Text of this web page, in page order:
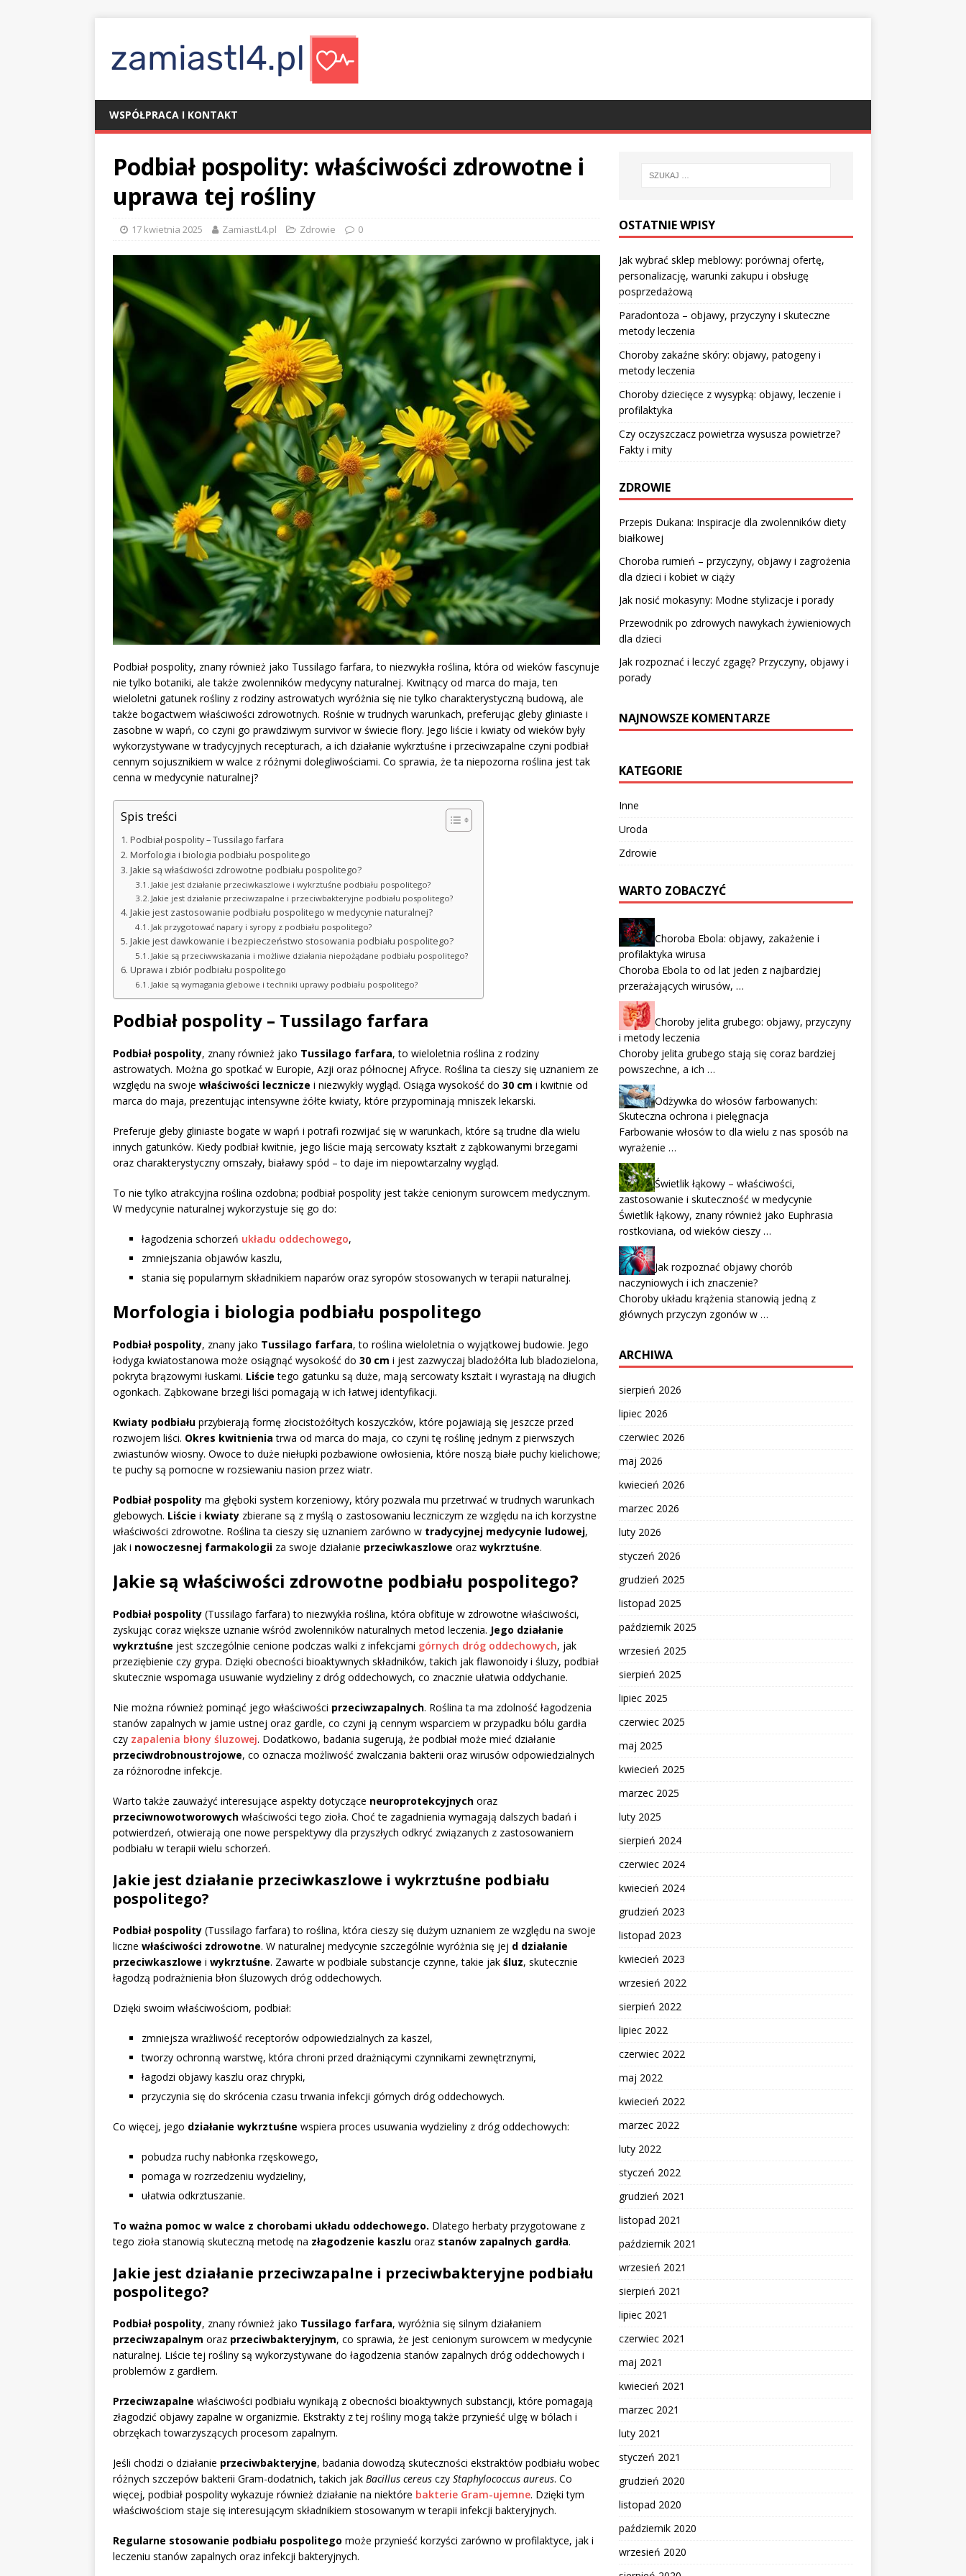
WSPÓŁPRACA I KONTAKT
Podbiał pospolity: właściwości zdrowotne i
uprawa tej rośliny
17 kwietnia 2025 ZamiastL4.pl Zdrowie 0
Podbiał pospolity, znany również jako Tussilago farfara, to niezwykła roślina, która od wieków fascynuje
nie tylko botaniki, ale także zwolenników medycyny naturalnej. Kwitnący od marca do maja, ten
wieloletni gatunek rośliny z rodziny astrowatych wyróżnia się nie tylko charakterystyczną budową, ale
także bogactwem właściwości zdrowotnych. Rośnie w trudnych warunkach, preferując gleby gliniaste i
zasobne w wapń, co czyni go prawdziwym survivor w świecie flory. Jego liście i kwiaty od wieków były
wykorzystywane w tradycyjnych recepturach, a ich działanie wykrztuśne i przeciwzapalne czyni podbiał
cennym sojusznikiem w walce z różnymi dolegliwościami. Co sprawia, że ta niepozorna roślina jest tak
cenna w medycynie naturalnej?
Spis treści
Podbiał pospolity – Tussilago farfara
Morfologia i biologia podbiału pospolitego
Jakie są właściwości zdrowotne podbiału pospolitego?
Jakie jest działanie przeciwkaszlowe i wykrztuśne podbiału pospolitego?
Jakie jest działanie przeciwzapalne i przeciwbakteryjne podbiału pospolitego?
Jakie jest zastosowanie podbiału pospolitego w medycynie naturalnej?
Jak przygotować napary i syropy z podbiału pospolitego?
Jakie jest dawkowanie i bezpieczeństwo stosowania podbiału pospolitego?
Jakie są przeciwwskazania i możliwe działania niepożądane podbiału pospolitego?
Uprawa i zbiór podbiału pospolitego
Jakie są wymagania glebowe i techniki uprawy podbiału pospolitego?
Podbiał pospolity – Tussilago farfara
Podbiał pospolity, znany również jako Tussilago farfara, to wieloletnia roślina z rodziny
astrowatych. Można go spotkać w Europie, Azji oraz północnej Afryce. Roślina ta cieszy się uznaniem ze
względu na swoje właściwości lecznicze i niezwykły wygląd. Osiąga wysokość do 30 cm i kwitnie od
marca do maja, prezentując intensywne żółte kwiaty, które przypominają mniszek lekarski.
Preferuje gleby gliniaste bogate w wapń i potrafi rozwijać się w warunkach, które są trudne dla wielu
innych gatunków. Kiedy podbiał kwitnie, jego liście mają sercowaty kształt z ząbkowanymi brzegami
oraz charakterystyczny omszały, białawy spód – to daje im niepowtarzalny wygląd.
To nie tylko atrakcyjna roślina ozdobna; podbiał pospolity jest także cenionym surowcem medycznym.
W medycynie naturalnej wykorzystuje się go do:
łagodzenia schorzeń układu oddechowego,
zmniejszania objawów kaszlu,
stania się popularnym składnikiem naparów oraz syropów stosowanych w terapii naturalnej.
Morfologia i biologia podbiału pospolitego
Podbiał pospolity, znany jako Tussilago farfara, to roślina wieloletnia o wyjątkowej budowie. Jego
łodyga kwiatostanowa może osiągnąć wysokość do 30 cm i jest zazwyczaj bladożółta lub bladozielona,
pokryta brązowymi łuskami. Liście tego gatunku są duże, mają sercowaty kształt i wyrastają na długich
ogonkach. Ząbkowane brzegi liści pomagają w ich łatwej identyfikacji.
Kwiaty podbiału przybierają formę złocistożółtych koszyczków, które pojawiają się jeszcze przed
rozwojem liści. Okres kwitnienia trwa od marca do maja, co czyni tę roślinę jednym z pierwszych
zwiastunów wiosny. Owoce to duże niełupki pozbawione owłosienia, które noszą białe puchy kielichowe;
te puchy są pomocne w rozsiewaniu nasion przez wiatr.
Podbiał pospolity ma głęboki system korzeniowy, który pozwala mu przetrwać w trudnych warunkach
glebowych. Liście i kwiaty zbierane są z myślą o zastosowaniu leczniczym ze względu na ich korzystne
właściwości zdrowotne. Roślina ta cieszy się uznaniem zarówno w tradycyjnej medycynie ludowej,
jak i nowoczesnej farmakologii za swoje działanie przeciwkaszlowe oraz wykrztuśne.
Jakie są właściwości zdrowotne podbiału pospolitego?
Podbiał pospolity (Tussilago farfara) to niezwykła roślina, która obfituje w zdrowotne właściwości,
zyskując coraz większe uznanie wśród zwolenników naturalnych metod leczenia. Jego działanie
wykrztuśne jest szczególnie cenione podczas walki z infekcjami górnych dróg oddechowych, jak
przeziębienie czy grypa. Dzięki obecności bioaktywnych składników, takich jak flawonoidy i śluzy, podbiał
skutecznie wspomaga usuwanie wydzieliny z dróg oddechowych, co znacznie ułatwia oddychanie.
Nie można również pominąć jego właściwości przeciwzapalnych. Roślina ta ma zdolność łagodzenia
stanów zapalnych w jamie ustnej oraz gardle, co czyni ją cennym wsparciem w przypadku bólu gardła
czy zapalenia błony śluzowej. Dodatkowo, badania sugerują, że podbiał może mieć działanie
przeciwdrobnoustrojowe, co oznacza możliwość zwalczania bakterii oraz wirusów odpowiedzialnych
za różnorodne infekcje.
Warto także zauważyć interesujące aspekty dotyczące neuroprotekcyjnych oraz
przeciwnowotworowych właściwości tego zioła. Choć te zagadnienia wymagają dalszych badań i
potwierdzeń, otwierają one nowe perspektywy dla przyszłych odkryć związanych z zastosowaniem
podbiału w terapii wielu schorzeń.
Jakie jest działanie przeciwkaszlowe i wykrztuśne podbiału
pospolitego?
Podbiał pospolity (Tussilago farfara) to roślina, która cieszy się dużym uznaniem ze względu na swoje
liczne właściwości zdrowotne. W naturalnej medycynie szczególnie wyróżnia się jej d działanie
przeciwkaszlowe i wykrztuśne. Zawarte w podbiale substancje czynne, takie jak śluz, skutecznie
łagodzą podrażnienia błon śluzowych dróg oddechowych.
Dzięki swoim właściwościom, podbiał:
zmniejsza wrażliwość receptorów odpowiedzialnych za kaszel,
tworzy ochronną warstwę, która chroni przed drażniącymi czynnikami zewnętrznymi,
łagodzi objawy kaszlu oraz chrypki,
przyczynia się do skrócenia czasu trwania infekcji górnych dróg oddechowych.
Co więcej, jego działanie wykrztuśne wspiera proces usuwania wydzieliny z dróg oddechowych:
pobudza ruchy nabłonka rzęskowego,
pomaga w rozrzedzeniu wydzieliny,
ułatwia odkrztuszanie.
To ważna pomoc w walce z chorobami układu oddechowego. Dlatego herbaty przygotowane z
tego zioła stanowią skuteczną metodę na złagodzenie kaszlu oraz stanów zapalnych gardła.
Jakie jest działanie przeciwzapalne i przeciwbakteryjne podbiału
pospolitego?
Podbiał pospolity, znany również jako Tussilago farfara, wyróżnia się silnym działaniem
przeciwzapalnym oraz przeciwbakteryjnym, co sprawia, że jest cenionym surowcem w medycynie
naturalnej. Liście tej rośliny są wykorzystywane do łagodzenia stanów zapalnych dróg oddechowych i
problemów z gardłem.
Przeciwzapalne właściwości podbiału wynikają z obecności bioaktywnych substancji, które pomagają
złagodzić objawy zapalne w organizmie. Ekstrakty z tej rośliny mogą także przynieść ulgę w bólach i
obrzękach towarzyszących procesom zapalnym.
Jeśli chodzi o działanie przeciwbakteryjne, badania dowodzą skuteczności ekstraktów podbiału wobec
różnych szczepów bakterii Gram-dodatnich, takich jak Bacillus cereus czy Staphylococcus aureus. Co
więcej, podbiał pospolity wykazuje również działanie na niektóre bakterie Gram-ujemne. Dzięki tym
właściwościom staje się interesującym składnikiem stosowanym w terapii infekcji bakteryjnych.
Regularne stosowanie podbiału pospolitego może przynieść korzyści zarówno w profilaktyce, jak i
leczeniu stanów zapalnych oraz infekcji bakteryjnych.
OSTATNIE WPISY
Jak wybrać sklep meblowy: porównaj ofertę,
personalizację, warunki zakupu i obsługę
posprzedażową
Paradontoza – objawy, przyczyny i skuteczne
metody leczenia
Choroby zakaźne skóry: objawy, patogeny i
metody leczenia
Choroby dziecięce z wysypką: objawy, leczenie i
profilaktyka
Czy oczyszczacz powietrza wysusza powietrze?
Fakty i mity
ZDROWIE
Przepis Dukana: Inspiracje dla zwolenników diety
białkowej
Choroba rumień – przyczyny, objawy i zagrożenia
dla dzieci i kobiet w ciąży
Jak nosić mokasyny: Modne stylizacje i porady
Przewodnik po zdrowych nawykach żywieniowych
dla dzieci
Jak rozpoznać i leczyć zgagę? Przyczyny, objawy i
porady
NAJNOWSZE KOMENTARZE
KATEGORIE
Inne
Uroda
Zdrowie
WARTO ZOBACZYĆ
Choroba Ebola: objawy, zakażenie i
profilaktyka wirusa
Choroba Ebola to od lat jeden z najbardziej
przerażających wirusów, …
Choroby jelita grubego: objawy, przyczyny
i metody leczenia
Choroby jelita grubego stają się coraz bardziej
powszechne, a ich …
Odżywka do włosów farbowanych:
Skuteczna ochrona i pielęgnacja
Farbowanie włosów to dla wielu z nas sposób na
wyrażenie …
Świetlik łąkowy – właściwości,
zastosowanie i skuteczność w medycynie
Świetlik łąkowy, znany również jako Euphrasia
rostkoviana, od wieków cieszy …
Jak rozpoznać objawy chorób
naczyniowych i ich znaczenie?
Choroby układu krążenia stanowią jedną z
głównych przyczyn zgonów w …
ARCHIWA
sierpień 2026
lipiec 2026
czerwiec 2026
maj 2026
kwiecień 2026
marzec 2026
luty 2026
styczeń 2026
grudzień 2025
listopad 2025
październik 2025
wrzesień 2025
sierpień 2025
lipiec 2025
czerwiec 2025
maj 2025
kwiecień 2025
marzec 2025
luty 2025
sierpień 2024
czerwiec 2024
kwiecień 2024
grudzień 2023
listopad 2023
kwiecień 2023
wrzesień 2022
sierpień 2022
lipiec 2022
czerwiec 2022
maj 2022
kwiecień 2022
marzec 2022
luty 2022
styczeń 2022
grudzień 2021
listopad 2021
październik 2021
wrzesień 2021
sierpień 2021
lipiec 2021
czerwiec 2021
maj 2021
kwiecień 2021
marzec 2021
luty 2021
styczeń 2021
grudzień 2020
listopad 2020
październik 2020
wrzesień 2020